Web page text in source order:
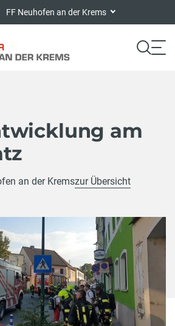
FF Neuhofen an der Krems
am
an der Kremszur Übersicht